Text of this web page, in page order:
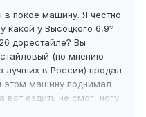
покое машину. Я честно
какой у Высоцкого 6,9?
дорестайле? Вы
(по мнению
лучших в России) продал
этом машину поднимал
вот ездить не смог, ногу